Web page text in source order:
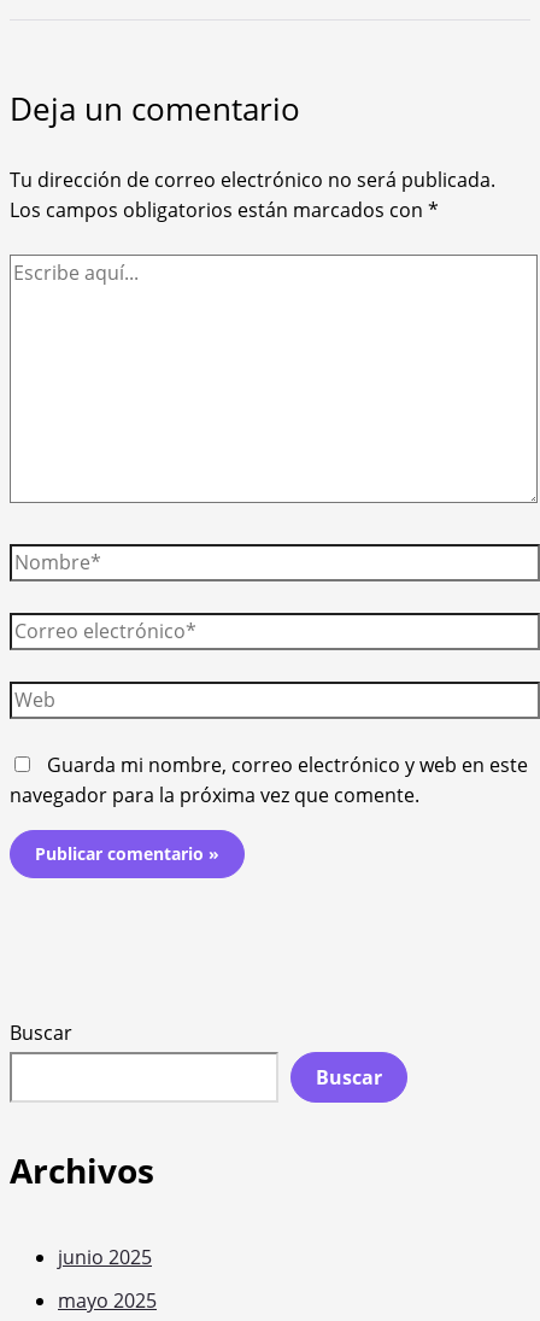
Deja un comentario
Tu dirección de correo electrónico no será publicada.
Los campos obligatorios están marcados con *
Escribe
Nombre*
Correo
electrónico*
Web
Guarda mi nombre, correo electrónico y web en este
navegador para la próxima vez que comente.
Buscar
Buscar
Archivos
junio 2025
mayo 2025